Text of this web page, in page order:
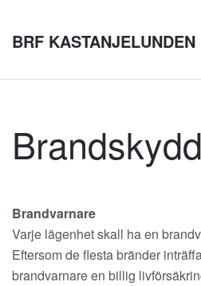
BRF KASTANJELUNDEN
Brandskydd
Brandvarnare
Varje lägenhet skall ha en
Eftersom de flesta bränder
brandvarnare en billig